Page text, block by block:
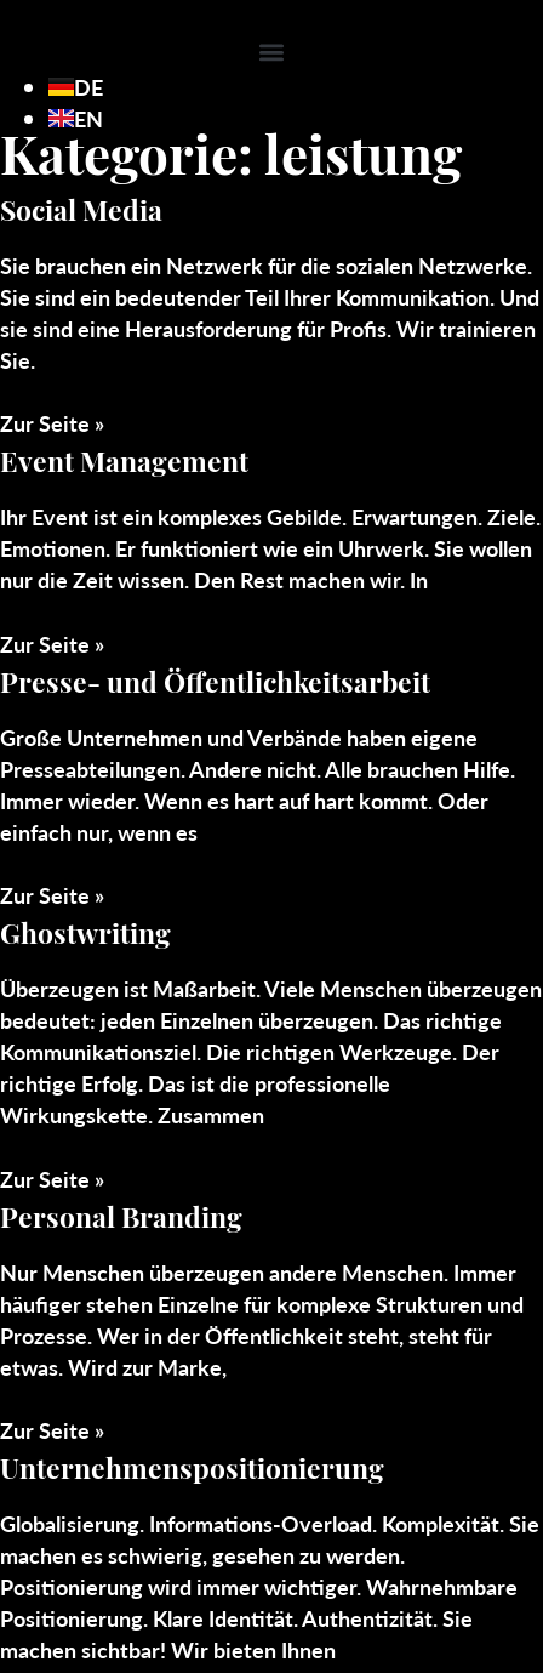
DE
EN
Kategorie: leistung
Social Media
Sie brauchen ein Netzwerk für die sozialen Netzwerke.
Sie sind ein bedeutender Teil Ihrer Kommunikation. Und
sie sind eine Herausforderung für Profis. Wir trainieren
Sie.
Zur Seite »
Event Management
Ihr Event ist ein komplexes Gebilde. Erwartungen. Ziele.
Emotionen. Er funktioniert wie ein Uhrwerk. Sie wollen
nur die Zeit wissen. Den Rest machen wir. In
Zur Seite »
Presse- und Öffentlichkeitsarbeit
Große Unternehmen und Verbände haben eigene
Presseabteilungen. Andere nicht. Alle brauchen Hilfe.
Immer wieder. Wenn es hart auf hart kommt. Oder
einfach nur, wenn es
Zur Seite »
Ghostwriting
Überzeugen ist Maßarbeit. Viele Menschen überzeugen
bedeutet: jeden Einzelnen überzeugen. Das richtige
Kommunikationsziel. Die richtigen Werkzeuge. Der
richtige Erfolg. Das ist die professionelle
Wirkungskette. Zusammen
Zur Seite »
Personal Branding
Nur Menschen überzeugen andere Menschen. Immer
häufiger stehen Einzelne für komplexe Strukturen und
Prozesse. Wer in der Öffentlichkeit steht, steht für
etwas. Wird zur Marke,
Zur Seite »
Unternehmenspositionierung
Globalisierung. Informations-Overload. Komplexität. Sie
machen es schwierig, gesehen zu werden.
Positionierung wird immer wichtiger. Wahrnehmbare
Positionierung. Klare Identität. Authentizität. Sie
machen sichtbar! Wir bieten Ihnen